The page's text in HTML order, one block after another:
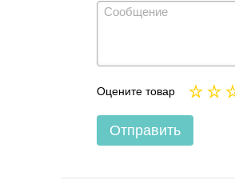
Оцените товар
Отправить